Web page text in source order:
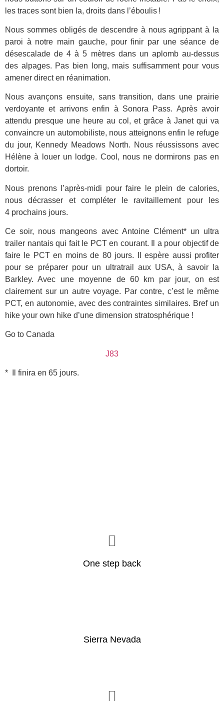
les traces sont bien la, droits dans l’éboulis !
Nous sommes obligés de descendre à nous agrippant à la
paroi à notre main gauche, pour finir par une séance de
désescalade de 4 à 5 mètres dans un aplomb au-dessus
des alpages. Pas bien long, mais suffisamment pour vous
amener direct en réanimation.
Nous avançons ensuite, sans transition, dans une prairie
verdoyante et arrivons enfin à Sonora Pass. Après avoir
attendu presque une heure au col, et grâce à Janet qui va
convaincre un automobiliste, nous atteignons enfin le refuge
du jour, Kennedy Meadows North. Nous réussissons avec
Hélène à louer un lodge. Cool, nous ne dormirons pas en
dortoir.
Nous prenons l’après-midi pour faire le plein de calories,
nous décrasser et compléter le ravitaillement pour les
4 prochains jours.
Ce soir, nous mangeons avec Antoine Clément* un ultra
trailer nantais qui fait le PCT en courant. Il a pour objectif de
faire le PCT en moins de 80 jours. Il espère aussi profiter
pour se préparer pour un ultratrail aux USA, à savoir la
Barkley. Avec une moyenne de 60 km par jour, on est
clairement sur un autre voyage. Par contre, c’est le même
PCT, en autonomie, avec des contraintes similaires. Bref un
hike your own hike d’une dimension stratosphérique !
Go to Canada
J83
* Il finira en 65 jours.
One step back
Sierra Nevada